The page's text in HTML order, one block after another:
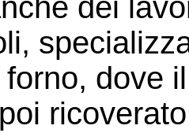
dei
dove